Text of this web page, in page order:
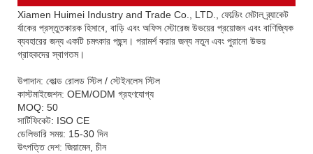
Xiamen Huimei Industry and Trade Co., LTD., ফোল্ডিং মেটাল ব্র্যাকেট
র্যাকের প্রস্তুতকারক হিসাবে, বাড়ি এবং অফিস স্টোরেজ উভয়ের প্রয়োজন এবং বাণিজ্যিক
ব্যবহারের জন্য একটি চমৎকার পছন্দ। পরামর্শ করার জন্য নতুন এবং পুরানো উভয়
গ্রাহকদের স্বাগতম।
উপাদান: কোল্ড রোলড স্টিল / স্টেইনলেস স্টিল
কাস্টমাইজেশন: OEM/ODM গ্রহণযোগ্য
MOQ: 50
সার্টিফিকেট: ISO CE
ডেলিভারি সময়: 15-30 দিন
উৎপত্তি দেশ: জিয়ামেন, চীন